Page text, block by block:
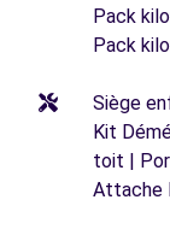
Pack
Pack
Siège
Kit
toit |
Attache